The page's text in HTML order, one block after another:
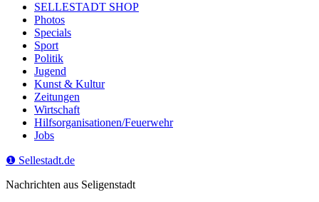
SELLESTADT SHOP
Photos
Specials
Sport
Politik
Jugend
Kunst & Kultur
Zeitungen
Wirtschaft
Hilfsorganisationen/Feuerwehr
Jobs
❶ Sellestadt.de
Nachrichten aus Seligenstadt